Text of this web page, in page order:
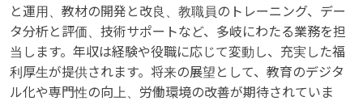
と運用、教材の開発と改良、教職員のトレーニング、デー
タ分析と評価、技術サポートなど、多岐にわたる業務を担
当します。年収は経験や役職に応じて変動し、充実した福
利厚生が提供されます。将来の展望として、教育のデジタ
ル化や専門性の向上、労働環境の改善が期待されていま